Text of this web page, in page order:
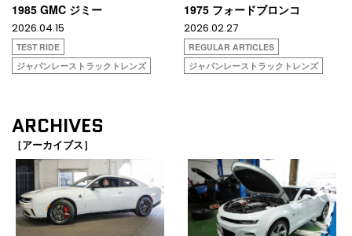
1985 GMC ジミー
2026.04.15
TEST RIDE
ジャパンレーストラックトレンズ
1975 フォードブロンコ
2026.02.27
REGULAR ARTICLES
ジャパンレーストラックトレンズ
ARCHIVES
［アーカイブス］